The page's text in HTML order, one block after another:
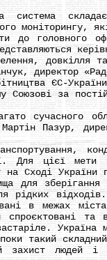
моніторингу,
до головного
довкілля
директор
ЄС-
Союзові за
сучасного
Мартін Пазур,
Для цієї мети
Сході України
для зберігання
рідких
в межах
та
Україна
такий
захист людей і